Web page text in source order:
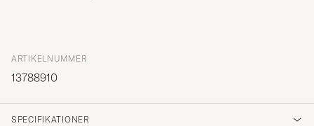
ARTIKELNUMMER
13788910
SPECIFIKATIONER